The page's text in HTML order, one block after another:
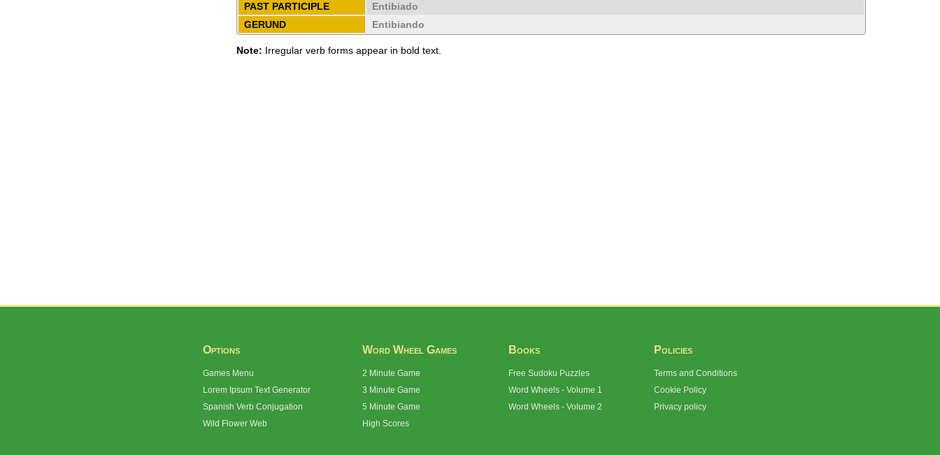
PAST PARTICIPLE
Entibiado
GERUND
Entibiando
Note: Irregular verb forms appear in bold text.
Options
Games Menu
Lorem Ipsum Text Generator
Spanish Verb Conjugation
Wild Flower Web
Word Wheel Games
2 Minute Game
3 Minute Game
5 Minute Game
High Scores
Books
Free Sudoku Puzzles
Word Wheels - Volume 1
Word Wheels - Volume 2
Policies
Terms and Conditions
Cookie Policy
Privacy policy